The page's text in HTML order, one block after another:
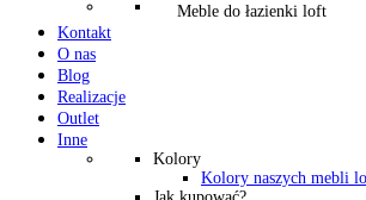
Meble do łazienki loft
Kontakt
O nas
Blog
Realizacje
Outlet
Inne
Kolory
Kolory naszych mebli